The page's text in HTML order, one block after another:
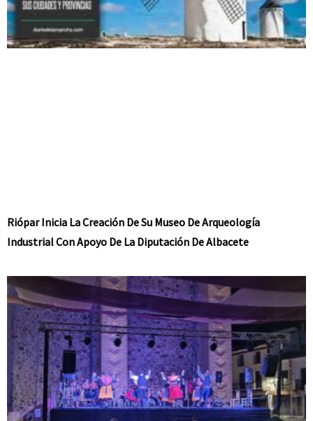
Riópar Inicia La Creación De Su Museo De Arqueología
Industrial Con Apoyo De La Diputación De Albacete